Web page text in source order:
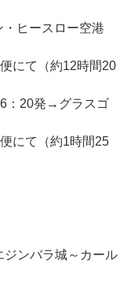
ヒースロー空港
にて（約12時間20
：20発→グラスゴ
にて（約1時間25
ジンバラ城～カール